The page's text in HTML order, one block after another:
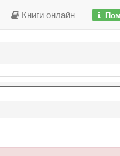
Книги онлайн